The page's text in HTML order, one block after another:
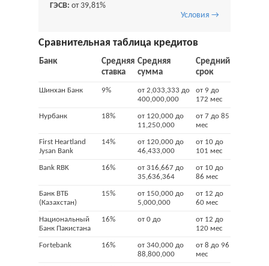
ГЭСВ: от 39,81%
Условия →
Сравнительная таблица кредитов
Банк
Средняя
ставка
Средняя
сумма
Средний
срок
Шинхан Банк 9%
от 2,033,333 до
400,000,000
от 9 до
172 мес
Нурбанк 18%
от 120,000 до
11,250,000
от 7 до 85
мес
First Heartland
Jysan Bank
14%
от 120,000 до
46,433,000
от 10 до
101 мес
Bank RBK 16%
от 316,667 до
35,636,364
от 10 до
86 мес
Банк ВТБ
(Казахстан)
15%
от 150,000 до
5,000,000
от 12 до
60 мес
Национальный
Банк Пакистана
16% от 0 до
от 12 до
120 мес
Fortebank 16%
от 340,000 до
88,800,000
от 8 до 96
мес